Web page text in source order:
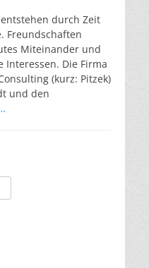
durch Zeit
Freundschaften
Miteinander und
Interessen. Die Firma
(kurz: Pitzek)
und den